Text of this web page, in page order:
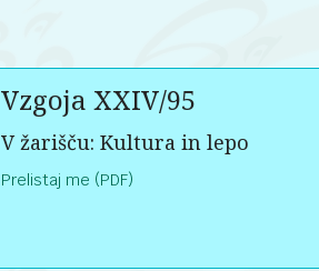
Vzgoja XXIV/95
V žarišču: Kultura in lepo
Prelistaj me (PDF)